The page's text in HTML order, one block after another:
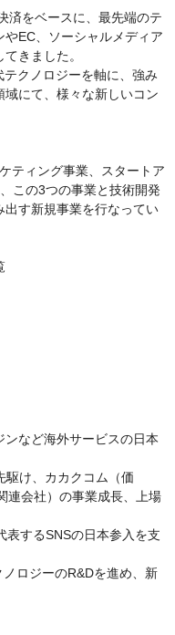
済をベースに、最先端のテ
EC、ソーシャルメディア
きました。
クノロジーを軸に、強み
にて、様々な新しいコン
ティング事業、スタートア
この3つの事業と技術開発
す新規事業を行なってい
ンなど海外サービスの日本
駆け、カカクコム（価
連会社）の事業成長、上場
表するSNSの日本参入を支
ロジーのR&Dを進め、新